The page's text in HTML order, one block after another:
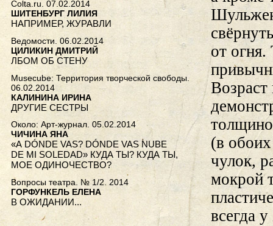
от
Возраст
(в
чулок,
мокрой
всегда
Colta.ru. 07.02.2014
ШИТЕНБУРГ ЛИЛИЯ
НАПРИМЕР, ЖУРАВЛИ
Ведомости. 06.02.2014
ЦИЛИКИН ДМИТРИЙ
ЛБОМ ОБ СТЕНУ
Musecube: Территория творческой свободы.
06.02.2014
КАЛИНИНА ИРИНА
ДРУГИЕ СЕСТРЫ
Около: Арт-журнал. 05.02.2014
ЧИЧИНА ЯНА
«A DÓNDE VAS? DÓNDE VAS NUBE
DE MI SOLEDAD» КУДА ТЫ? КУДА ТЫ,
МОЕ ОДИНОЧЕСТВО?
Вопросы театра. № 1/2. 2014
ГОРФУНКЕЛЬ ЕЛЕНА
В ОЖИДАНИИ...